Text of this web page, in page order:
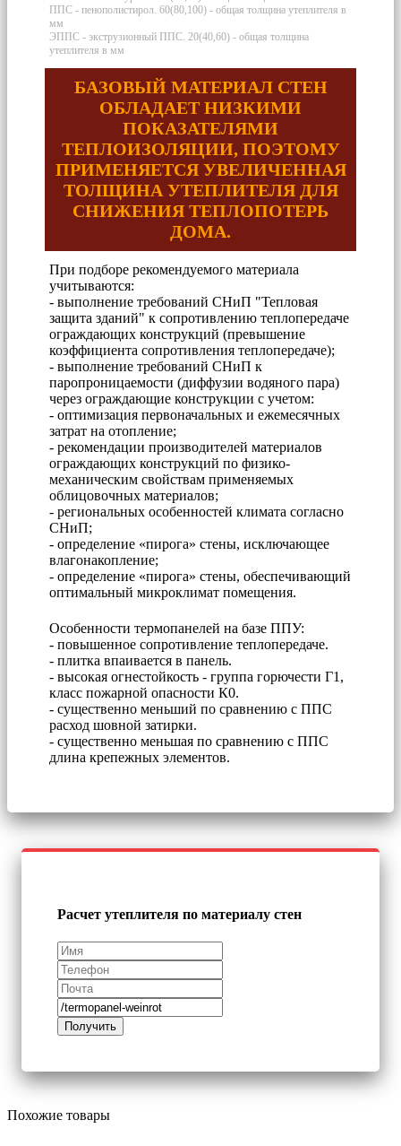
ППС - пенополистирол. 60(80,100) - общая толщина утеплителя в
мм
ЭППС - экструзионный ППС. 20(40,60) - общая толщина
утеплителя в мм
БАЗОВЫЙ МАТЕРИАЛ СТЕН
ОБЛАДАЕТ НИЗКИМИ
ПОКАЗАТЕЛЯМИ
ТЕПЛОИЗОЛЯЦИИ, ПОЭТОМУ
ПРИМЕНЯЕТСЯ УВЕЛИЧЕННАЯ
ТОЛЩИНА УТЕПЛИТЕЛЯ ДЛЯ
СНИЖЕНИЯ ТЕПЛОПОТЕРЬ
ДОМА.
При подборе рекомендуемого материала
учитываются:
- выполнение требований СНиП "Тепловая
защита зданий" к сопротивлению теплопередаче
ограждающих конструкций (превышение
коэффициента сопротивления теплопередаче);
- выполнение требований СНиП к
паропроницаемости (диффузии водяного пара)
через ограждающие конструкции с учетом:
- оптимизация первоначальных и ежемесячных
затрат на отопление;
- рекомендации производителей материалов
ограждающих конструкций по физико-
механическим свойствам применяемых
облицовочных материалов;
- региональных особенностей климата согласно
СНиП;
- определение «пирога» стены, исключающее
влагонакопление;
- определение «пирога» стены, обеспечивающий
оптимальный микроклимат помещения.
Особенности термопанелей на базе ППУ:
- повышенное сопротивление теплопередаче.
- плитка впаивается в панель.
- высокая огнестойкость - группа горючести Г1,
класс пожарной опасности К0.
- существенно меньший по сравнению с ППС
расход шовной затирки.
- существенно меньшая по сравнению с ППС
длина крепежных элементов.
Расчет утеплителя по материалу стен
Похожие товары